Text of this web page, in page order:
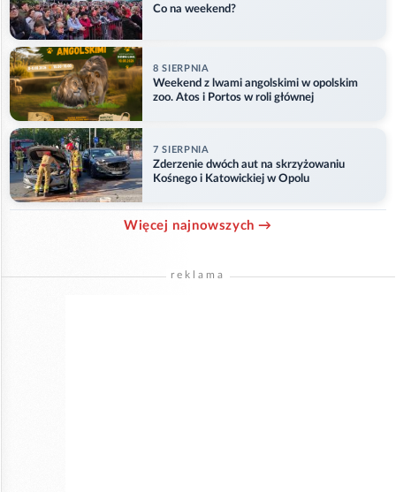
Co na weekend?
8 SIERPNIA
Weekend z lwami angolskimi w opolskim
zoo. Atos i Portos w roli głównej
7 SIERPNIA
Zderzenie dwóch aut na skrzyżowaniu
Kośnego i Katowickiej w Opolu
Więcej najnowszych →
reklama